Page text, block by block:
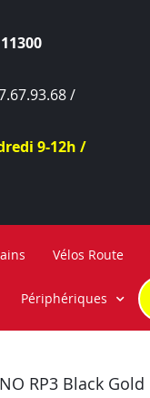
11300
/
9-12h /
Vélos Route
Périphériques
RP3 Black Gold